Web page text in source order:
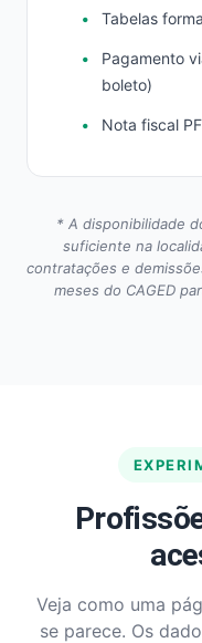
Tabelas
Pagamento
boleto)
Nota fiscal
* A disponibilidade
suficiente na
contratações e
meses do CAGED
Veja como uma
se parece. Os